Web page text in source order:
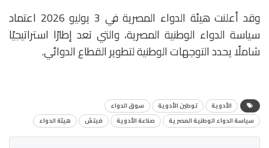
وقد أعلنت هيئة الدواء المصرية في 3 يوليو 2026 اعتماد
سياسة الدواء الوطنية المصرية، والتي تعد إطارًا استراتيجيًا
شاملًا يحدد التوجهات الوطنية لتطوير القطاع الدوائي.
الأدوية توطين الأدوية
سوق الدواء
سياسة الدواء الوطنية المصرية
صناعة الأدوية فيتش هيئة الدواء